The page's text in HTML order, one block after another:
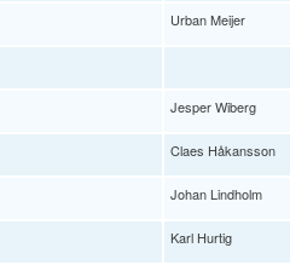
Urban Meijer
Jesper Wiberg
Claes Håkansson
Johan Lindholm
Karl Hurtig